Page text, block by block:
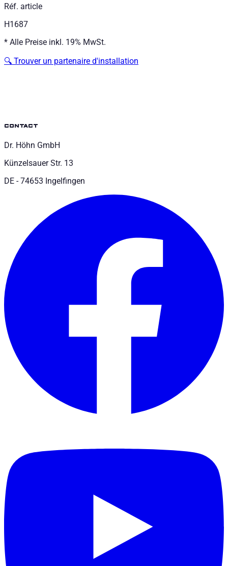
Réf. article
H1687
* Alle Preise inkl. 19% MwSt.
🔍 Trouver un partenaire d'installation
contact
Dr. Höhn GmbH
Künzelsauer Str. 13
DE - 74653 Ingelfingen